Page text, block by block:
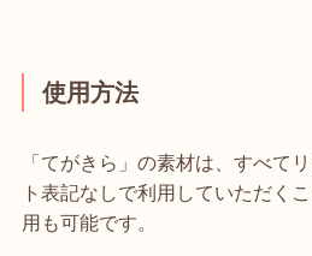
使用方法
「てがきら」の素材は、すべて
ト表記なしで利用していただく
用も可能です。